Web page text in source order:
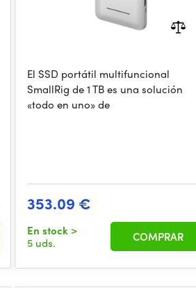
El SSD portátil multifuncional
SmallRig de 1 TB es una solución
«todo en uno» de
353.09 €
En stock >
5 uds.
COMPRAR